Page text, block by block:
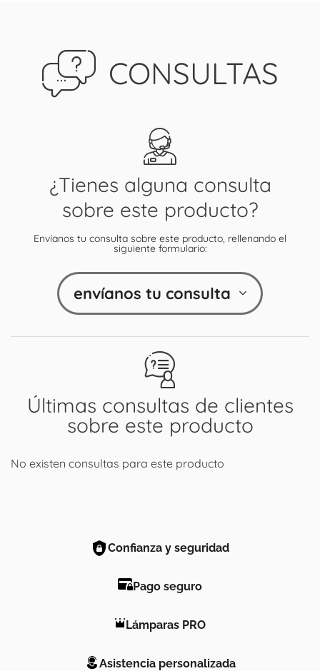
CONSULTAS
Últimas consultas de clientes
sobre este producto
No existen consultas para este producto
¿Tienes alguna consulta
sobre este producto?
Envíanos tu consulta sobre este producto, rellenando el
siguiente formulario:
envíanos tu consulta
Confianza y seguridad
Pago seguro
Lámparas PRO
Asistencia personalizada